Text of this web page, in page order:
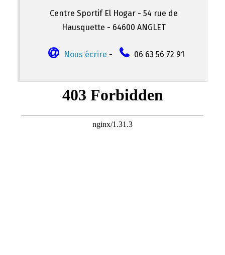
Centre Sportif El Hogar - 54 rue de
Hausquette - 64600 ANGLET
Nous écrire - 06 63 56 72 91